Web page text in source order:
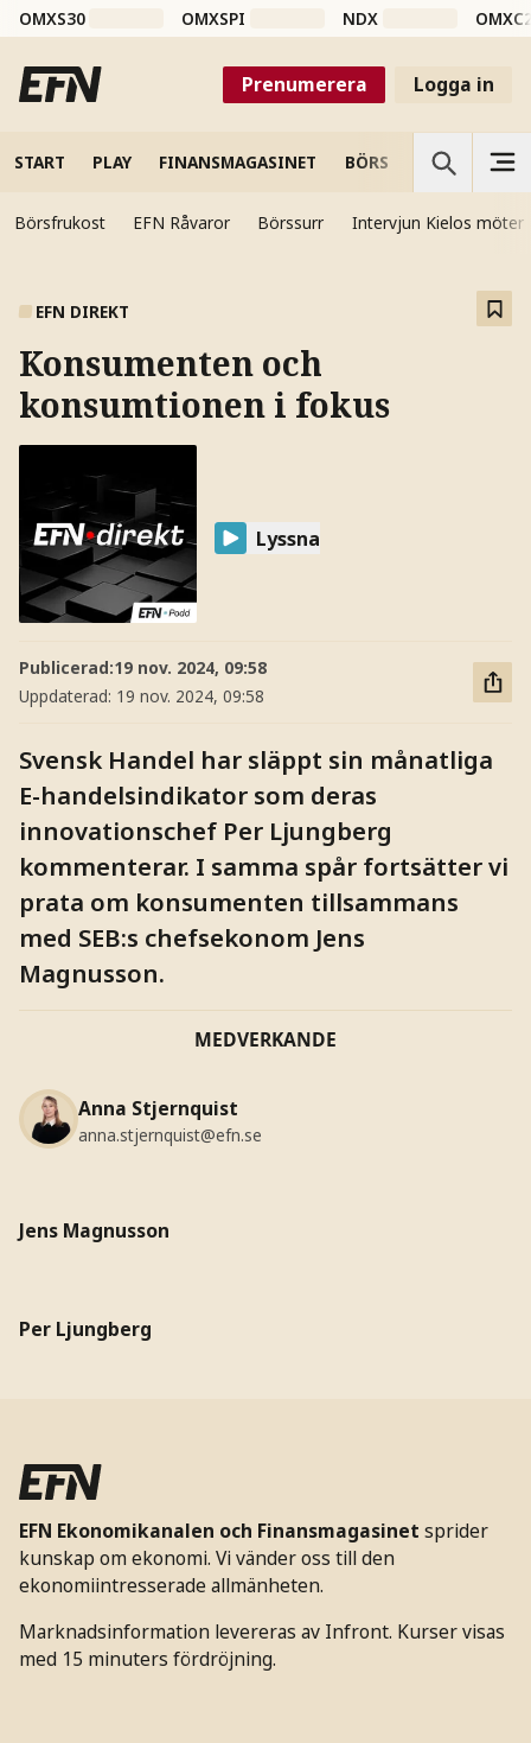
OMXS30 OMXSPI NDX
Prenumerera Logga in
START PLAY FINANSMAGASINET BÖRS VETENSKAP
Börsfrukost EFN Råvaror Börssurr Intervjun Kielos möter
EFN DIREKT
Konsumenten och
konsumtionen i fokus
Lyssna
Publicerad:19 nov. 2024, 09:58
Uppdaterad: 19 nov. 2024, 09:58
Svensk Handel har släppt sin månatliga
E-handelsindikator som deras
innovationschef Per Ljungberg
kommenterar. I samma spår fortsätter vi
prata om konsumenten tillsammans
med SEB:s chefsekonom Jens
Magnusson.
MEDVERKANDE
Anna Stjernquist
anna.stjernquist@efn.se
Jens Magnusson
Per Ljungberg
EFN Ekonomikanalen och Finansmagasinet sprider
kunskap om ekonomi. Vi vänder oss till den
ekonomiintresserade allmänheten.
Marknadsinformation levereras av Infront. Kurser visas
med 15 minuters fördröjning.